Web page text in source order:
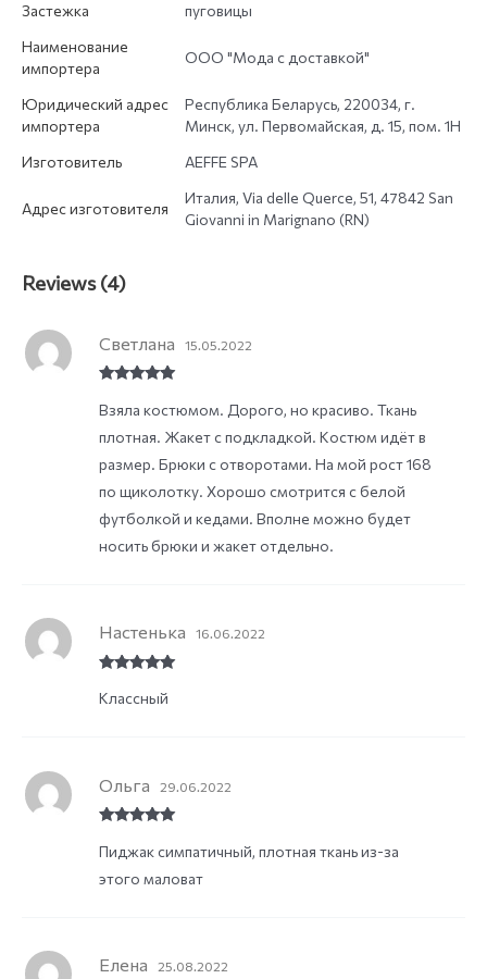
Застежка
пуговицы
Наименование
импортера
ООО "Мода с доставкой"
Юридический адрес
импортера
Республика Беларусь, 220034, г.
Минск, ул. Первомайская, д. 15, пом. 1Н
Изготовитель
AEFFE SPA
Адрес изготовителя
Италия, Via delle Querce, 51, 47842 San
Giovanni in Marignano (RN)
Reviews (4)
of 5
Светлана 15.05.2022
Взяла костюмом. Дорого, но красиво. Ткань
плотная. Жакет с подкладкой. Костюм идёт в
размер. Брюки с отворотами. На мой рост 168
по щиколотку. Хорошо смотрится с белой
футболкой и кедами. Вполне можно будет
носить брюки и жакет отдельно.
of 5
Настенька 16.06.2022
Классный
of 5
Ольга 29.06.2022
Пиджак симпатичный, плотная ткань из-за
этого маловат
Елена 25.08.2022